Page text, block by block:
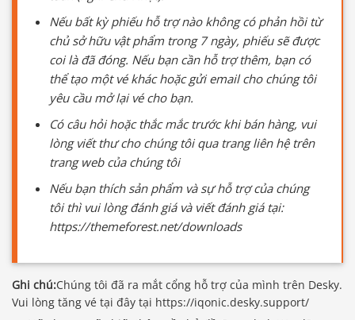
Nếu bất kỳ phiếu hỗ trợ nào không có phản hồi từ
chủ sở hữu vật phẩm trong 7 ngày, phiếu sẽ được
coi là đã đóng. Nếu bạn cần hỗ trợ thêm, bạn có
thể tạo một vé khác hoặc gửi email cho chúng tôi
yêu cầu mở lại vé cho bạn.
Có câu hỏi hoặc thắc mắc trước khi bán hàng, vui
lòng viết thư cho chúng tôi qua trang liên hệ trên
trang web của chúng tôi
Nếu bạn thích sản phẩm và sự hỗ trợ của chúng
tôi thì vui lòng đánh giá và viết đánh giá tại:
https://themeforest.net/downloads
Ghi chú:Chúng tôi đã ra mắt cổng hỗ trợ của mình trên Desky.
Vui lòng tăng vé tại đây tại https://iqonic.desky.support/